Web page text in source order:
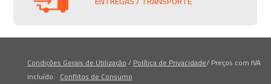
Condições Gerais de Utilização/Política de Privacidade/Preços com IVA
incluído. Conflitos de Consumo